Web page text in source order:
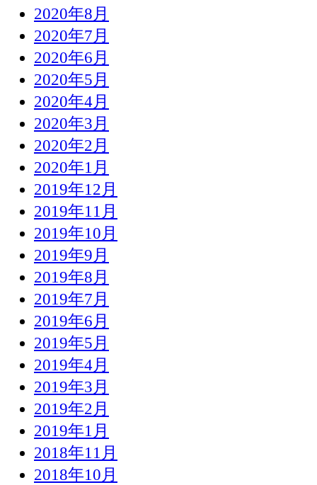
2020年8月
2020年7月
2020年6月
2020年5月
2020年4月
2020年3月
2020年2月
2020年1月
2019年12月
2019年11月
2019年10月
2019年9月
2019年8月
2019年7月
2019年6月
2019年5月
2019年4月
2019年3月
2019年2月
2019年1月
2018年11月
2018年10月